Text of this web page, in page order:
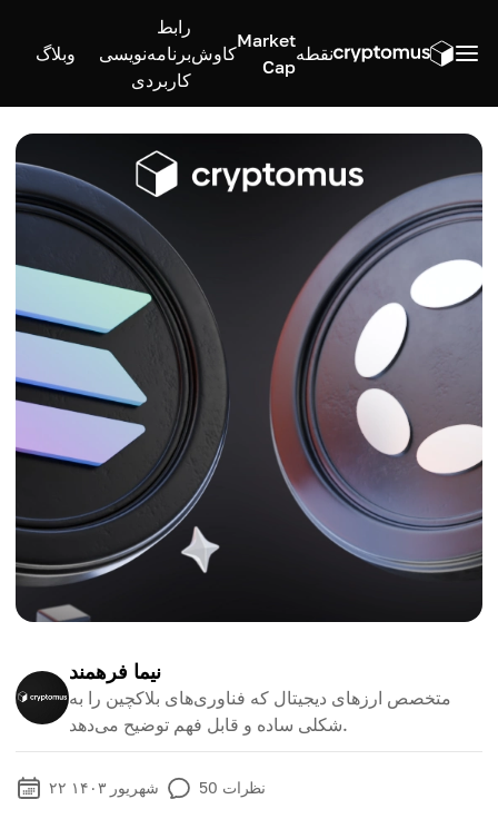
نقطه
Market
Cap
کاوش
رابط
برنامه‌نویسی
کاربردی
وبلاگ
نیما فرهمند
متخصص ارزهای دیجیتال که فناوری‌های بلاکچین را به
شکلی ساده و قابل فهم توضیح می‌دهد.
۲۲ شهریور ۱۴۰۳ 50 نظرات